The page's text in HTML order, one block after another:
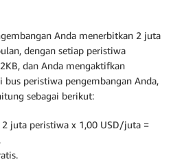
Anda menerbitkan 2 juta
dengan setiap peristiwa
dan Anda mengaktifkan
bus peristiwa pengembangan Anda,
sebagai berikut:
2 juta peristiwa x 1,00 USD/juta =